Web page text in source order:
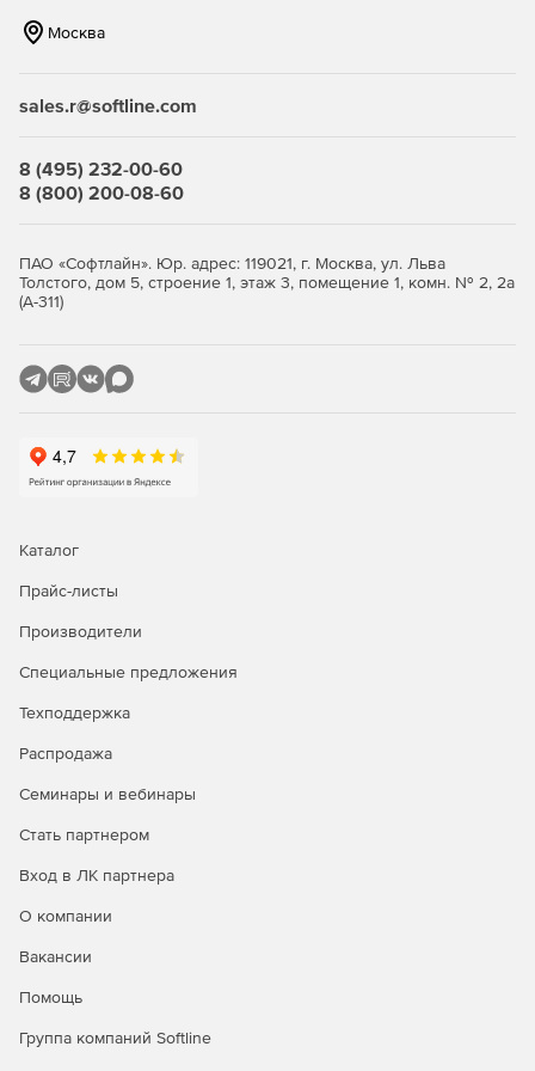
файлов на компьютере для их оптимизации.
FILEminimizer для сжатия нескольких документов
Дополнительные модули для Microsoft Outlook, Lotus
Notes, PowerPoint, Word, Excel и Windows Explorer.
SDK-версия, доступная для разработчиков
Москва
sales.r@softline.com
8 (495) 232-00-60
8 (800) 200-08-60
ПАО «Софтлайн». Юр. адрес: 119021, г. Москва, ул. Льва
Толстого, дом 5, строение 1, этаж 3, помещение 1, комн. № 2, 2а
(А-311)
Каталог
Прайс-листы
Производители
Специальные предложения
Техподдержка
Распродажа
Семинары и вебинары
Стать партнером
Вход в ЛК партнера
О компании
Вакансии
Помощь
Группа компаний Softline